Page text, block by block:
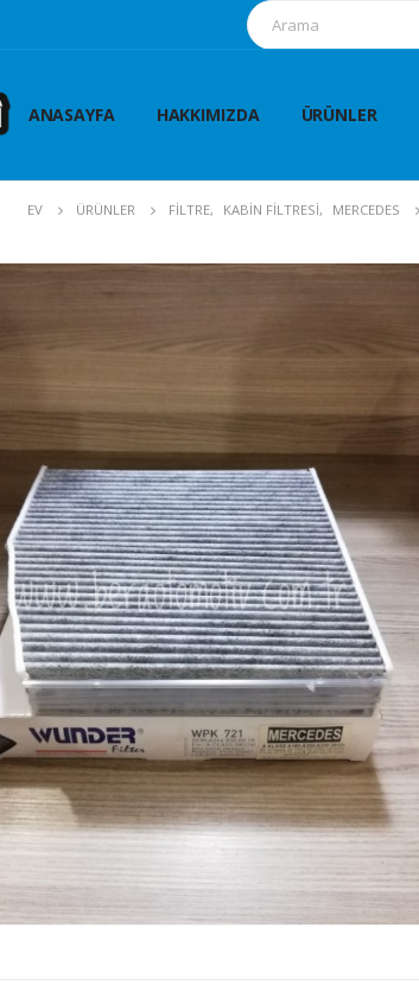
ANASAYFA HAKKIMIZDA ÜRÜNLER
EV ÜRÜNLER FİLTRE, KABİN FİLTRESİ, MERCEDES